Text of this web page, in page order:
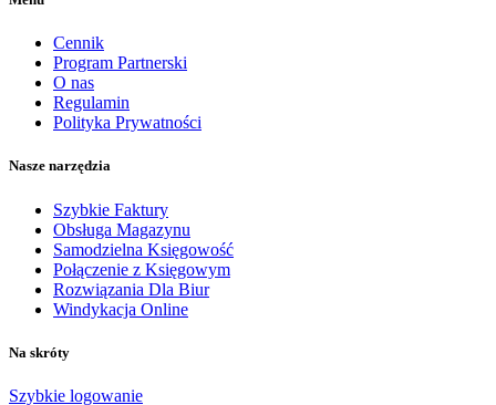
Cennik
Program Partnerski
O nas
Regulamin
Polityka Prywatności
Nasze narzędzia
Szybkie Faktury
Obsługa Magazynu
Samodzielna Księgowość
Połączenie z Księgowym
Rozwiązania Dla Biur
Windykacja Online
Na skróty
Szybkie logowanie